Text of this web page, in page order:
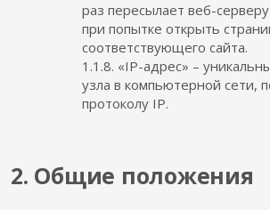
раз пересылает веб-
при попытке открыть
соответствующего сайта.
1.1.8. «IP-адрес» –
узла в компьютерной сети,
протоколу IP.
2. Общие положения